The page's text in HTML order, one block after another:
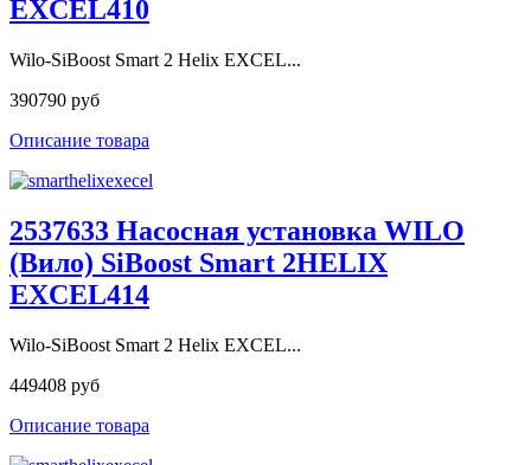
EXCEL410
Wilo-SiBoost Smart 2 Helix EXCEL...
390790 руб
Описание товара
2537633 Насосная установка WILO
(Вило) SiBoost Smart 2HELIX
EXCEL414
Wilo-SiBoost Smart 2 Helix EXCEL...
449408 руб
Описание товара